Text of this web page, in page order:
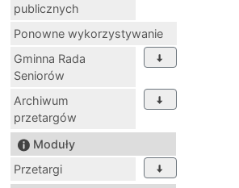
publicznych
Ponowne wykorzystywanie
Gminna Rada
Seniorów
Archiwum
przetargów
Moduły
Przetargi